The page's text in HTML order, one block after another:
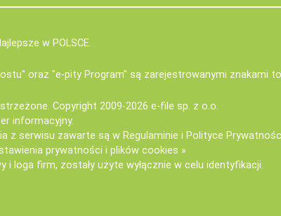
w POLSCE.
oraz "e-pity Program" są zarejestrowanymi znakami
Copyright 2009-2026 e-file sp. z o.o.
informacyjny.
z serwisu zawarte są w Regulaminie i Polityce
prywatności i plików cookies »
i loga firm, zostały użyte wyłącznie w celu identyfikacji.